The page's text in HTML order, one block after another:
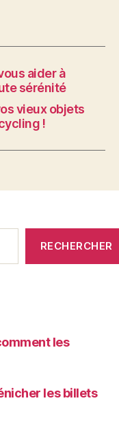
aider à
sérénité
vieux objets
!
RECHERCHER
les
les billets